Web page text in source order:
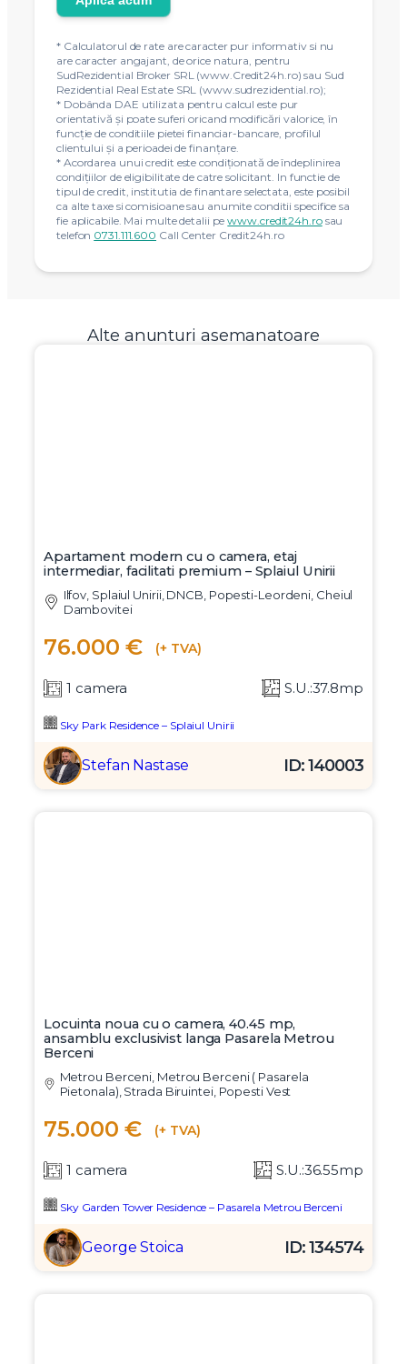
* Calculatorul de rate are caracter pur informativ si nu
are caracter angajant, de orice natura, pentru
SudRezidential Broker SRL (www.Credit24h.ro) sau Sud
Rezidential Real Estate SRL (www.sudrezidential.ro);
* Dobânda DAE utilizata pentru calcul este pur
orientativă și poate suferi oricand modificări valorice, în
funcție de conditiile pietei financiar-bancare, profilul
clientului și a perioadei de finanțare.
* Acordarea unui credit este condiţionată de îndeplinirea
condiţiilor de eligibilitate de catre solicitant. In functie de
tipul de credit, institutia de finantare selectata, este posibil
ca alte taxe si comisioane sau anumite conditii specifice sa
fie aplicabile. Mai multe detalii pewww.credit24h.rosau
telefon 0731.111.600 Call Center Credit24h.ro
Alte anunturi asemanatoare
Apartament modern cu o camera, etaj
intermediar, facilitati premium – Splaiul Unirii
Ilfov, Splaiul Unirii, DNCB, Popesti-Leordeni, Cheiul
Dambovitei
76.000 € (+ TVA)
1 camera S.U.:37.8mp
Sky Park Residence – Splaiul Unirii
Stefan Nastase ID: 140003
Locuinta noua cu o camera, 40.45 mp,
ansamblu exclusivist langa Pasarela Metrou
Berceni
Metrou Berceni, Metrou Berceni ( Pasarela
Pietonala), Strada Biruintei, Popesti Vest
75.000 € (+ TVA)
1 camera S.U.:36.55mp
Sky Garden Tower Residence – Pasarela Metrou Berceni
George Stoica ID: 134574